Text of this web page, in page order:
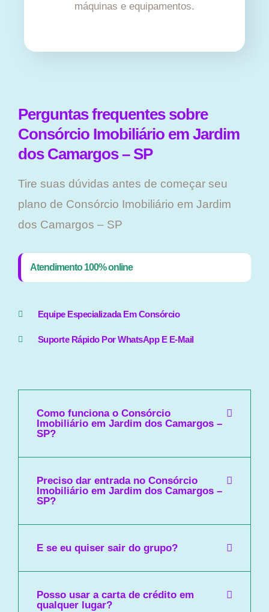
máquinas e equipamentos.
Perguntas frequentes sobre
Consórcio Imobiliário em Jardim
dos Camargos – SP
Tire suas dúvidas antes de começar seu
plano ​de Consórcio Imobiliário em Jardim
dos Camargos – SP
Atendimento 100% online
Equipe Especializada Em Consórcio
Suporte Rápido Por WhatsApp E E-Mail
Como funciona o Consórcio
Imobiliário em Jardim dos Camargos –
SP?
Preciso dar entrada no Consórcio
Imobiliário em Jardim dos Camargos –
SP?
E se eu quiser sair do grupo?
Posso usar a carta de crédito em
qualquer lugar?